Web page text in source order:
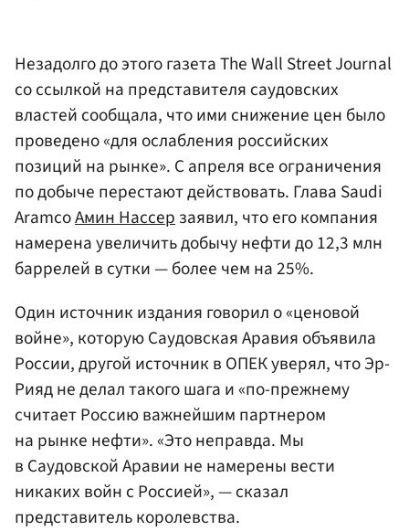
Незадолго до этого газета The Wall Street Journal
со ссылкой на представителя саудовских
властей сообщала, что ими снижение цен было
проведено «для ослабления российских
позиций на рынке». С апреля все ограничения
по добыче перестают действовать. Глава Saudi
AramcoАмин Нассерзаявил, что его компания
намерена увеличить добычу нефти до 12,3 млн
баррелей в сутки — более чем на 25%.
Один источник издания говорил о «ценовой
войне», которую Саудовская Аравия объявила
России, другой источник в ОПЕК уверял, что Эр-
Рияд не делал такого шага и «по-прежнему
считает Россию важнейшим партнером
на рынке нефти». «Это неправда. Мы
в Саудовской Аравии не намерены вести
никаких войн с Россией», — сказал
представитель королевства.